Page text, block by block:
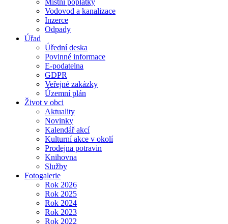
Místní poplatky
Vodovod a kanalizace
Inzerce
Odpady
Úřad
Úřední deska
Povinné informace
E-podatelna
GDPR
Veřejné zakázky
Územní plán
Život v obci
Aktuality
Novinky
Kalendář akcí
Kulturní akce v okolí
Prodejna potravin
Knihovna
Služby
Fotogalerie
Rok 2026
Rok 2025
Rok 2024
Rok 2023
Rok 2022